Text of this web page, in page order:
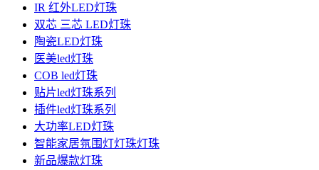
IR 红外LED灯珠
双芯 三芯 LED灯珠
陶瓷LED灯珠
医美led灯珠
COB led灯珠
贴片led灯珠系列
插件led灯珠系列
大功率LED灯珠
智能家居氛围灯灯珠灯珠
新品爆款灯珠